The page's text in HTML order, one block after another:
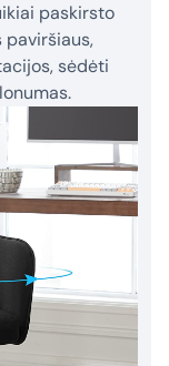
paskirsto
paviršiaus,
sėdėti